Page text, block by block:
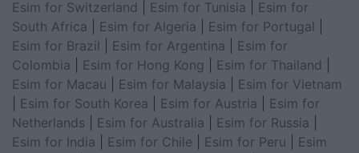
Esim for Switzerland
Esim for Tunisia
Esim for
South Africa
Esim for Algeria Esim for Portugal
Esim for Brazil
Esim for Argentina
Esim for
Colombia
Esim for Hong Kong Esim for Thailand
Esim for Macau
Esim for Malaysia
Esim for Vietnam
Esim for South Korea Esim for Austria
Esim for
Netherlands
Esim for Australia Esim for Russia
Esim for India
Esim for Chile Esim for Peru
Esim